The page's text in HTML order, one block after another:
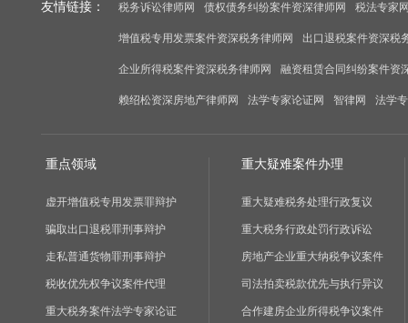
友情链接： 税务诉讼律师网 债权债务纠纷案件资深律师网 税法专家
增值税专用发票案件资深税务律师网 出口退税案件资深税
企业所得税案件资深税务律师网 融资租赁合同纠纷案件资
赖绍松资深房地产律师网 法学专家论证网 智律网 法学
重点领域
虚开增值税专用发票罪辩护
骗取出口退税罪刑事辩护
走私普通货物罪刑事辩护
税收优先权争议案件代理
重大税务案件法学专家论证
重大疑难案件办理
重大疑难税务处理行政复议
重大税务行政处罚行政诉讼
房地产企业重大纳税争议案件
司法拍卖税款优先与执行异议
合作建房企业所得税争议案件